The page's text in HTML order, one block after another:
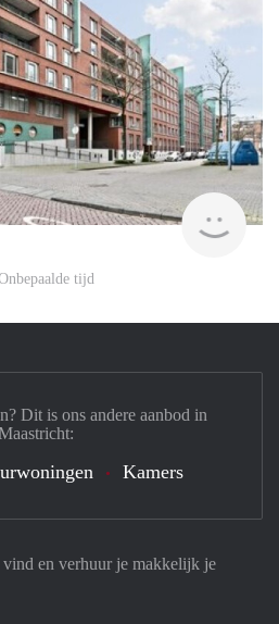
tijd
en verhuur je makkelijk je
Dit is ons andere aanbod in
Kamers